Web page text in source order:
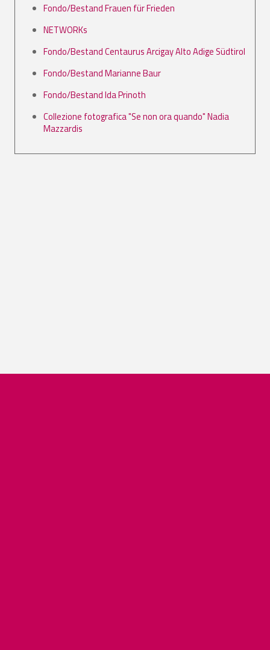
Fondo/Bestand Frauen für Frieden
NETWORKs
Fondo/Bestand Centaurus Arcigay Alto Adige Südtirol
Fondo/Bestand Marianne Baur
Fondo/Bestand Ida Prinoth
Collezione fotografica "Se non ora quando" Nadia
Mazzardis